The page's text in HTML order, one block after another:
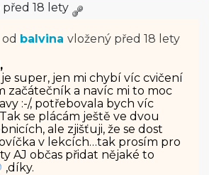
18 lety
balvina vložený před 18 lety
super, jen mi chybí víc cvičení
začátečník a navíc mi to moc
:-/, potřebovala bych víc
se plácám ještě ve dvou
ale zjišťuji, že se dost
v lekcích…tak prosím pro
AJ občas přidat nějaké to
,díky.